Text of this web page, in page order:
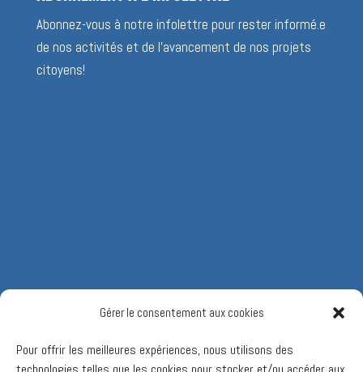
Gérer le consentement aux cookies
Pour offrir les meilleures expériences, nous utilisons des
Abonnez-vous à notre infolettre pour rester informé.e
de nos activités et de l’avancement de nos projets
citoyens!